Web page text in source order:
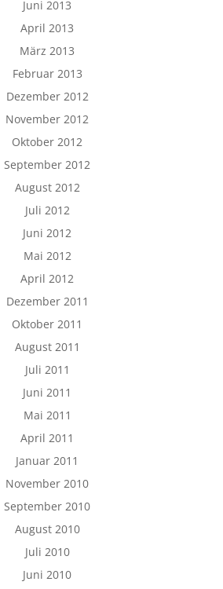
Juni 2013
April 2013
März 2013
Februar 2013
Dezember 2012
November 2012
Oktober 2012
September 2012
August 2012
Juli 2012
Juni 2012
Mai 2012
April 2012
Dezember 2011
Oktober 2011
August 2011
Juli 2011
Juni 2011
Mai 2011
April 2011
Januar 2011
November 2010
September 2010
August 2010
Juli 2010
Juni 2010